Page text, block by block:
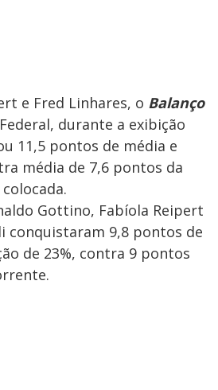
e Fred Linhares, o Balanço
durante a exibição
11,5 pontos de média e
média de 7,6 pontos da
Gottino, Fabíola Reipert
conquistaram 9,8 pontos de
de 23%, contra 9 pontos